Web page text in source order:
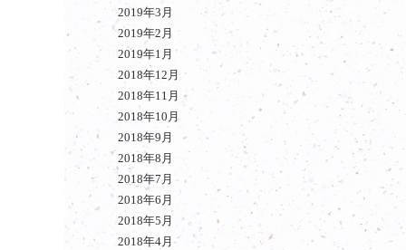
2019年3月
2019年2月
2019年1月
2018年12月
2018年11月
2018年10月
2018年9月
2018年8月
2018年7月
2018年6月
2018年5月
2018年4月